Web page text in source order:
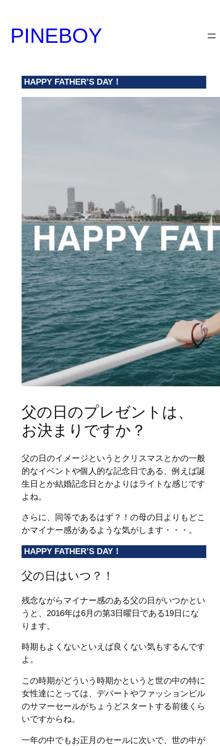
PINEBOY
HAPPY FATHER’S DAY！
父の日のプレゼントは、
お決まりですか？
父の日のイメージというとクリスマスとかの一般
的なイベントや個人的な記念日である、例えば誕
生日とか結婚記念日とかよりはライトな感じです
よね。
さらに、同等であるはず？！の母の日よりもどこ
かマイナー感があるような気がします・・・。
HAPPY FATHER’S DAY！
父の日はいつ？！
残念ながらマイナー感のある父の日がいつかとい
うと、2016年は6月の第3日曜日である19日にな
ります。
時期もよくないといえば良くない気もするんです
よ。
この時期がどういう時期かというと世の中の特に
女性達にとっては、デパートやファッションビル
のサマーセールがちょうどスタートする前後くら
いですからね。
一年の中でもお正月のセールに次いで、世の中が